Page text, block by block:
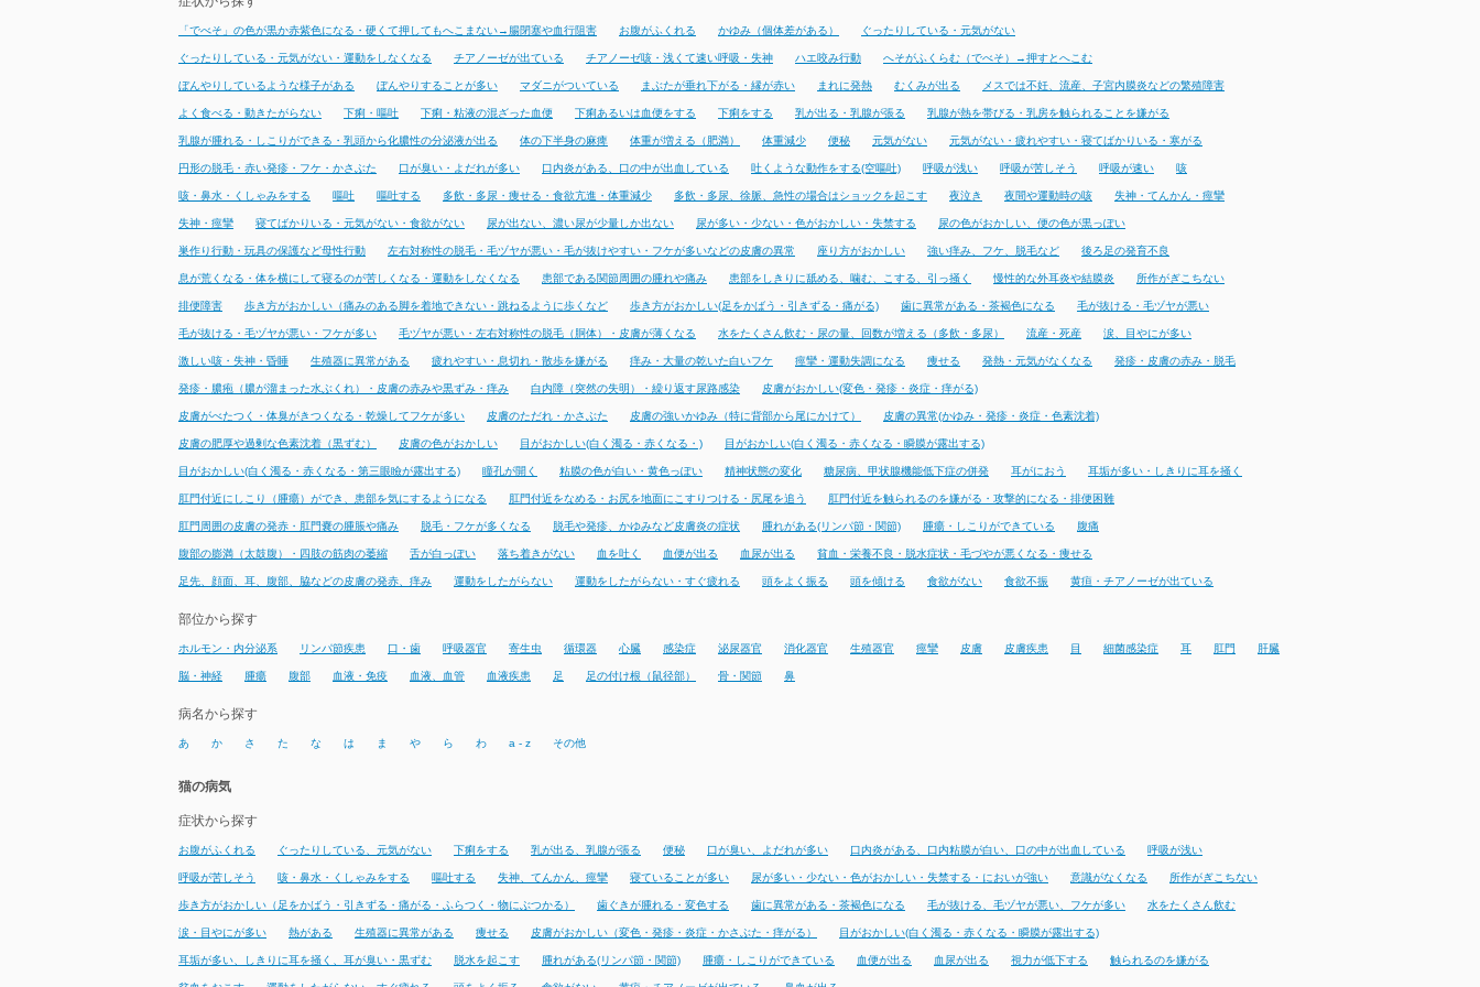
「でべそ」の色が黒か赤紫色になる・硬くて押してもへこまない→腸閉塞や血行阻害 お腹がふくれる かゆみ（個体差がある） ぐったりしている・元気がない
ぐったりしている・元気がない・運動をしなくなる チアノーゼが出ている チアノーゼ咳・浅くて速い呼吸・失神 ハエ咬み行動 へそがふくらむ（でべそ）→押すとへこむ
ぼんやりしているような様子がある ぼんやりすることが多い マダニがついている まぶたが垂れ下がる・縁が赤い まれに発熱 むくみが出る メスでは不妊、流産、子宮内膜炎などの繁殖障害
よく食べる・動きたがらない 下痢・嘔吐 下痢・粘液の混ざった血便 下痢あるいは血便をする 下痢をする 乳が出る・乳腺が張る 乳腺が熱を帯びる・乳房を触られることを嫌がる
乳腺が腫れる・しこりができる・乳頭から化膿性の分泌液が出る 体の下半身の麻痺 体重が増える（肥満） 体重減少 便秘 元気がない 元気がない・疲れやすい・寝てばかりいる・寒がる
円形の脱毛・赤い発疹・フケ・かさぶた 口が臭い・よだれが多い 口内炎がある、口の中が出血している 吐くような動作をする(空嘔吐) 呼吸が浅い 呼吸が苦しそう 呼吸が速い 咳
咳・鼻水・くしゃみをする 嘔吐 嘔吐する 多飲・多尿・痩せる・食欲亢進・体重減少 多飲・多尿、徐脈、急性の場合はショックを起こす 夜泣き 夜間や運動時の咳 失神・てんかん・痙攣
失神・痙攣 寝てばかりいる・元気がない・食欲がない 尿が出ない、濃い尿が少量しか出ない 尿が多い・少ない・色がおかしい・失禁する 尿の色がおかしい、便の色が黒っぽい
巣作り行動・玩具の保護など母性行動 左右対称性の脱毛・毛ヅヤが悪い・毛が抜けやすい・フケが多いなどの皮膚の異常 座り方がおかしい 強い痒み、フケ、脱毛など 後ろ足の発育不良
息が荒くなる・体を横にして寝るのが苦しくなる・運動をしなくなる 患部である関節周囲の腫れや痛み 患部をしきりに舐める、噛む、こする、引っ掻く 慢性的な外耳炎や結膜炎 所作がぎこちない
排便障害 歩き方がおかしい（痛みのある脚を着地できない・跳ねるように歩くなど 歩き方がおかしい(足をかばう・引きずる・痛がる) 歯に異常がある・茶褐色になる 毛が抜ける・毛ヅヤが悪い
毛が抜ける・毛ヅヤが悪い・フケが多い 毛ヅヤが悪い・左右対称性の脱毛（胴体）・皮膚が薄くなる 水をたくさん飲む・尿の量、回数が増える（多飲・多尿） 流産・死産 涙、目やにが多い
激しい咳・失神・昏睡 生殖器に異常がある 疲れやすい・息切れ・散歩を嫌がる 痒み・大量の乾いた白いフケ 痙攣・運動失調になる 痩せる 発熱・元気がなくなる 発疹・皮膚の赤み・脱毛
発疹・膿疱（膿が溜まった水ぶくれ）・皮膚の赤みや黒ずみ・痒み 白内障（突然の失明）・繰り返す尿路感染 皮膚がおかしい(変色・発疹・炎症・痒がる)
皮膚がべたつく・体臭がきつくなる・乾燥してフケが多い 皮膚のただれ・かさぶた 皮膚の強いかゆみ（特に背部から尾にかけて） 皮膚の異常(かゆみ・発疹・炎症・色素沈着)
皮膚の肥厚や過剰な色素沈着（黒ずむ） 皮膚の色がおかしい 目がおかしい(白く濁る・赤くなる・) 目がおかしい(白く濁る・赤くなる・瞬膜が露出する)
目がおかしい(白く濁る・赤くなる・第三眼瞼が露出する) 瞳孔が開く 粘膜の色が白い・黄色っぽい 精神状態の変化 糖尿病、甲状腺機能低下症の併発 耳がにおう 耳垢が多い・しきりに耳を掻く
肛門付近にしこり（腫瘍）ができ、患部を気にするようになる 肛門付近をなめる・お尻を地面にこすりつける・尻尾を追う 肛門付近を触られるのを嫌がる・攻撃的になる・排便困難
肛門周囲の皮膚の発赤・肛門嚢の腫脹や痛み 脱毛・フケが多くなる 脱毛や発疹、かゆみなど皮膚炎の症状 腫れがある(リンパ節・関節) 腫瘍・しこりができている 腹痛
腹部の膨満（太鼓腹）・四肢の筋肉の萎縮 舌が白っぽい 落ち着きがない 血を吐く 血便が出る 血尿が出る 貧血・栄養不良・脱水症状・毛づやが悪くなる・痩せる
足先、顔面、耳、腹部、脇などの皮膚の発赤、痒み 運動をしたがらない 運動をしたがらない・すぐ疲れる 頭をよく振る 頭を傾ける 食欲がない 食欲不振 黄疸・チアノーゼが出ている
部位から探す
ホルモン・内分泌系 リンパ節疾患 口・歯 呼吸器官 寄生虫 循環器 心臓 感染症 泌尿器官 消化器官 生殖器官 痙攣 皮膚 皮膚疾患 目 細菌感染症 耳 肛門 肝臓
脳・神経 腫瘍 腹部 血液・免疫 血液、血管 血液疾患 足 足の付け根（鼠径部） 骨・関節 鼻
病名から探す
あ か さ た な は ま や ら わ a - z その他
猫の病気
症状から探す
お腹がふくれる ぐったりしている、元気がない 下痢をする 乳が出る、乳腺が張る 便秘 口が臭い、よだれが多い 口内炎がある、口内粘膜が白い、口の中が出血している 呼吸が浅い
呼吸が苦しそう 咳・鼻水・くしゃみをする 嘔吐する 失神、てんかん、痙攣 寝ていることが多い 尿が多い・少ない・色がおかしい・失禁する・においが強い 意識がなくなる 所作がぎこちない
歩き方がおかしい（足をかばう・引きずる・痛がる・ふらつく・物にぶつかる） 歯ぐきが腫れる・変色する 歯に異常がある・茶褐色になる 毛が抜ける、毛ヅヤが悪い、フケが多い 水をたくさん飲む
涙・目やにが多い 熱がある 生殖器に異常がある 痩せる 皮膚がおかしい（変色・発疹・炎症・かさぶた・痒がる） 目がおかしい(白く濁る・赤くなる・瞬膜が露出する)
耳垢が多い、しきりに耳を掻く、耳が臭い・黒ずむ 脱水を起こす 腫れがある(リンパ節・関節) 腫瘍・しこりができている 血便が出る 血尿が出る 視力が低下する 触られるのを嫌がる